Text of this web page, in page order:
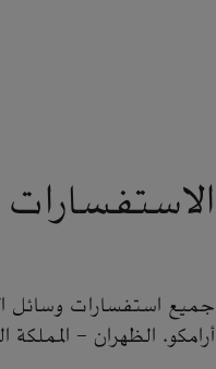
الاستفسارات
جميع استفسارات وسائل
أرامكو. الظهران - المملكة